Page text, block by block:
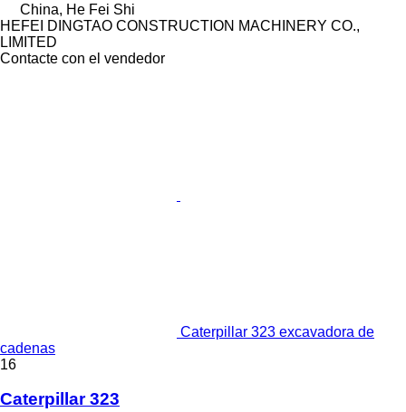
China, He Fei Shi
HEFEI DINGTAO CONSTRUCTION MACHINERY CO.,
LIMITED
Contacte con el vendedor
Caterpillar 323 excavadora de
cadenas
16
Caterpillar 323